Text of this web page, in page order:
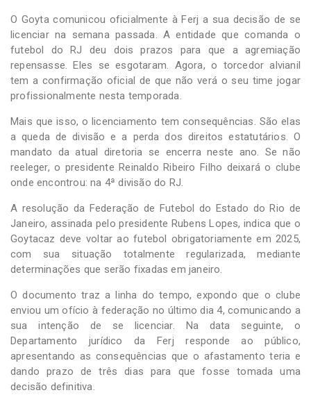
O Goyta comunicou oficialmente à Ferj a sua decisão de se
licenciar na semana passada. A entidade que comanda o
futebol do RJ deu dois prazos para que a agremiação
repensasse. Eles se esgotaram. Agora, o torcedor alvianil
tem a confirmação oficial de que não verá o seu time jogar
profissionalmente nesta temporada.
Mais que isso, o licenciamento tem consequências. São elas
a queda de divisão e a perda dos direitos estatutários. O
mandato da atual diretoria se encerra neste ano. Se não
reeleger, o presidente Reinaldo Ribeiro Filho deixará o clube
onde encontrou: na 4ª divisão do RJ.
A resolução da Federação de Futebol do Estado do Rio de
Janeiro, assinada pelo presidente Rubens Lopes, indica que o
Goytacaz deve voltar ao futebol obrigatoriamente em 2025,
com sua situação totalmente regularizada, mediante
determinações que serão fixadas em janeiro.
O documento traz a linha do tempo, expondo que o clube
enviou um ofício à federação no último dia 4, comunicando a
sua intenção de se licenciar. Na data seguinte, o
Departamento jurídico da Ferj responde ao público,
apresentando as consequências que o afastamento teria e
dando prazo de três dias para que fosse tomada uma
decisão definitiva.